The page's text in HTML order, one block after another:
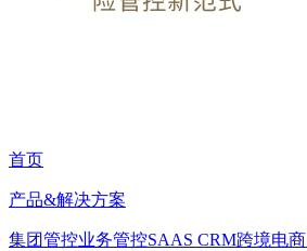
首页
产品&解决方案
集团管控业务管控SAAS CRM跨境电商